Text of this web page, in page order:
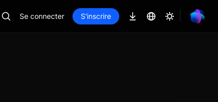
Se connecter S'inscrire